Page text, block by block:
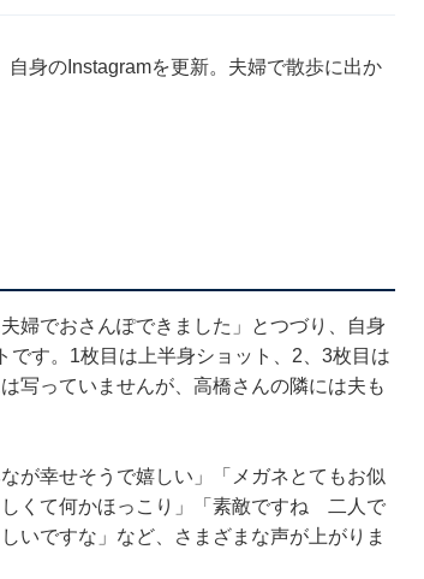
身のInstagramを更新。夫婦で散歩に出か
婦でおさんぽできました」とつづり、自身
す。1枚目は上半身ショット、2、3枚目は
写っていませんが、高橋さんの隣には夫も
が幸せそうで嬉しい」「メガネとてもお似
くて何かほっこり」「素敵ですね 二人で
いですな」など、さまざまな声が上がりま